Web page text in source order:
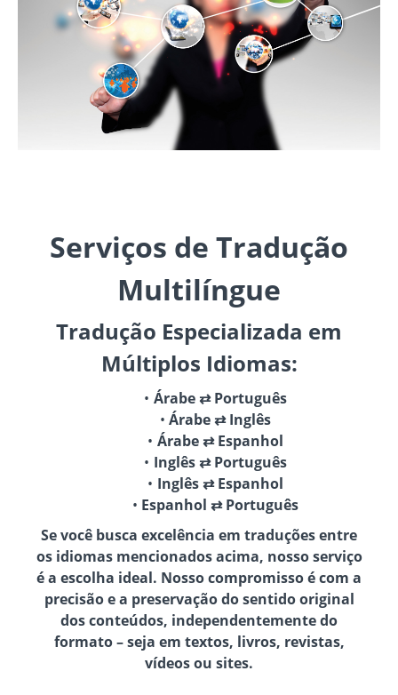
Serviços de Tradução
Multilíngue
Tradução Especializada em
Múltiplos Idiomas:
Árabe ⇄ Português
Árabe ⇄ Inglês
Árabe ⇄ Espanhol
Inglês ⇄ Português
Inglês ⇄ Espanhol
Espanhol ⇄ Português
Se você busca excelência em traduções entre
os idiomas mencionados acima, nosso serviço
é a escolha ideal. Nosso compromisso é com a
precisão e a preservação do sentido original
dos conteúdos, independentemente do
formato – seja em textos, livros, revistas,
vídeos ou sites.